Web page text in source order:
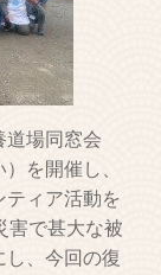
道場同窓会
を開催し、
ティア活動を
害で甚大な被
、今回の復